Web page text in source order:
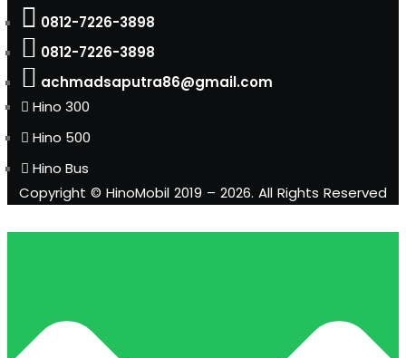
0812-7226-3898
0812-7226-3898
achmadsaputra86@gmail.com
Hino 300
Hino 500
Hino Bus
Copyright © HinoMobil 2019 – 2026. All Rights Reserved